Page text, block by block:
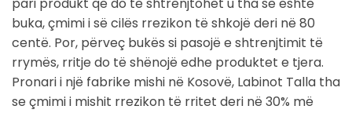
buka, çmimi i së cilës rrezikon të shkojë deri në 80
centë. Por, përveç bukës si pasojë e shtrenjtimit të
rrymës, rritje do të shënojë edhe produktet e tjera.
Pronari i një fabrike mishi në Kosovë, Labinot Talla tha
se çmimi i mishit rrezikon të rritet deri në 30% më